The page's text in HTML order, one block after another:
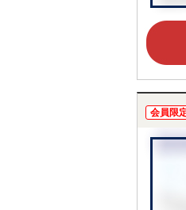
会員限